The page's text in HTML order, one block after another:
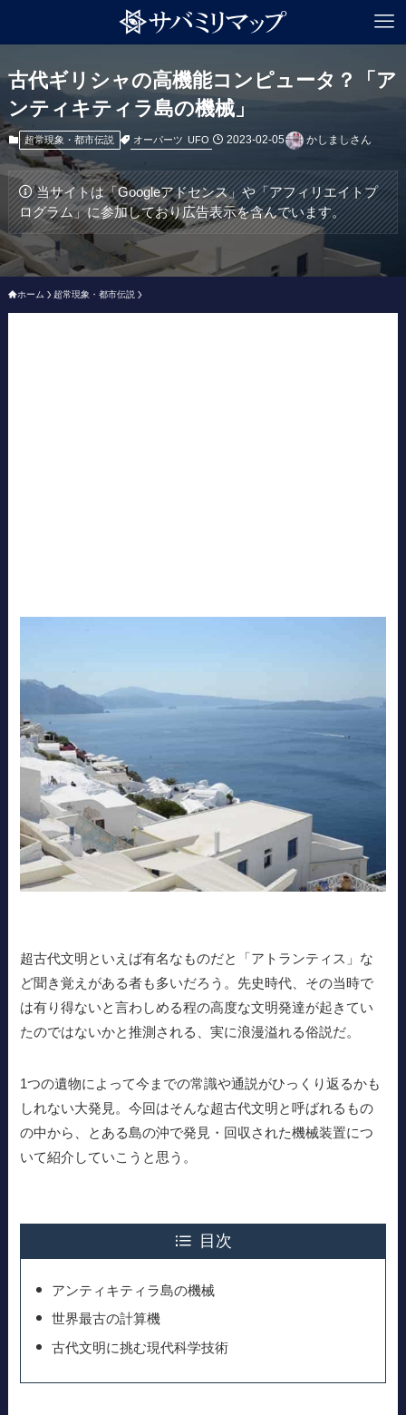
古代ギリシャの高機能コンピュータ？「ア
ンティキティラ島の機械」
超常現象・都市伝説 オーパーツ UFO 2023-02-05 かしましさん
当サイトは「Googleアドセンス」や「アフィリエイトプ
ログラム」に参加しており広告表示を含んでいます。
ホーム 超常現象・都市伝説
超古代文明といえば有名なものだと「アトランティス」な
ど聞き覚えがある者も多いだろう。先史時代、その当時で
は有り得ないと言わしめる程の高度な文明発達が起きてい
たのではないかと推測される、実に浪漫溢れる俗説だ。
1つの遺物によって今までの常識や通説がひっくり返るかも
しれない大発見。今回はそんな超古代文明と呼ばれるもの
の中から、とある島の沖で発見・回収された機械装置につ
いて紹介していこうと思う。
目次
アンティキティラ島の機械
世界最古の計算機
古代文明に挑む現代科学技術